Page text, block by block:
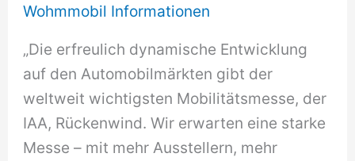
Wohmmobil Informationen
„Die erfreulich dynamische Entwicklung
auf den Automobilmärkten gibt der
weltweit wichtigsten Mobilitätsmesse, der
IAA, Rückenwind. Wir erwarten eine starke
Messe – mit mehr Ausstellern, mehr